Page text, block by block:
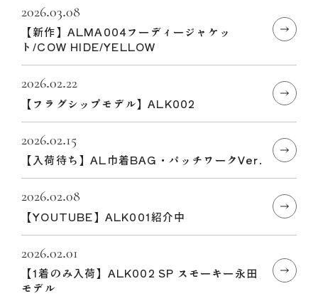
2026.03.08
【新作】ALMA004フーディージャケッ
ト/COW HIDE/YELLOW
2026.02.22
【フラグシップモデル】ALK002
2026.02.15
【入荷待ち】AL巾着BAG・パッチワークVer.
2026.02.08
【YOUTUBE】ALK001紹介中
2026.02.01
【1着のみ入荷】ALK002 SP スモーキー永田
モデル